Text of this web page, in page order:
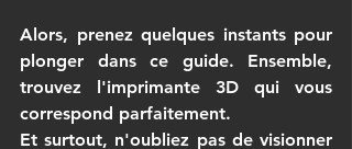
Alors, prenez quelques instants pour
plonger dans ce guide. Ensemble,
trouvez l'imprimante 3D qui vous
correspond parfaitement.
Et surtout, n'oubliez pas de visionner